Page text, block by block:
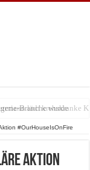
Branche wurde
#OurHouseIsOnFire
Aktion